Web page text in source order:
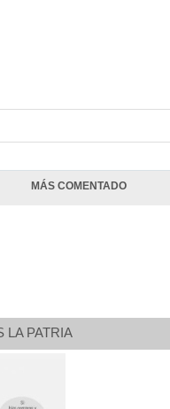
MÁS COMENTADO
LA PATRIA